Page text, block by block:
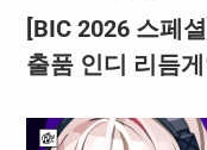
[BIC 2026 스페
출품 인디 리듬